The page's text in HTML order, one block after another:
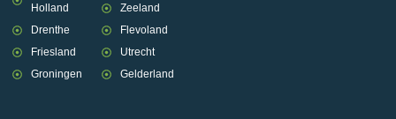
Holland
Drenthe
Friesland
Groningen
Zeeland
Flevoland
Utrecht
Gelderland